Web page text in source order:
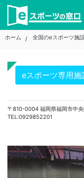
Skip
content
ホーム 全国のeスポーツ施
eスポーツ専用施
TEL:0929852201